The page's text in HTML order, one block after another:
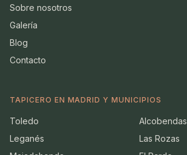
Sobre nosotros
Galería
Blog
Contacto
TAPICERO EN MADRID Y MUNICIPIOS
Toledo
Alcobendas
Leganés
Las Rozas